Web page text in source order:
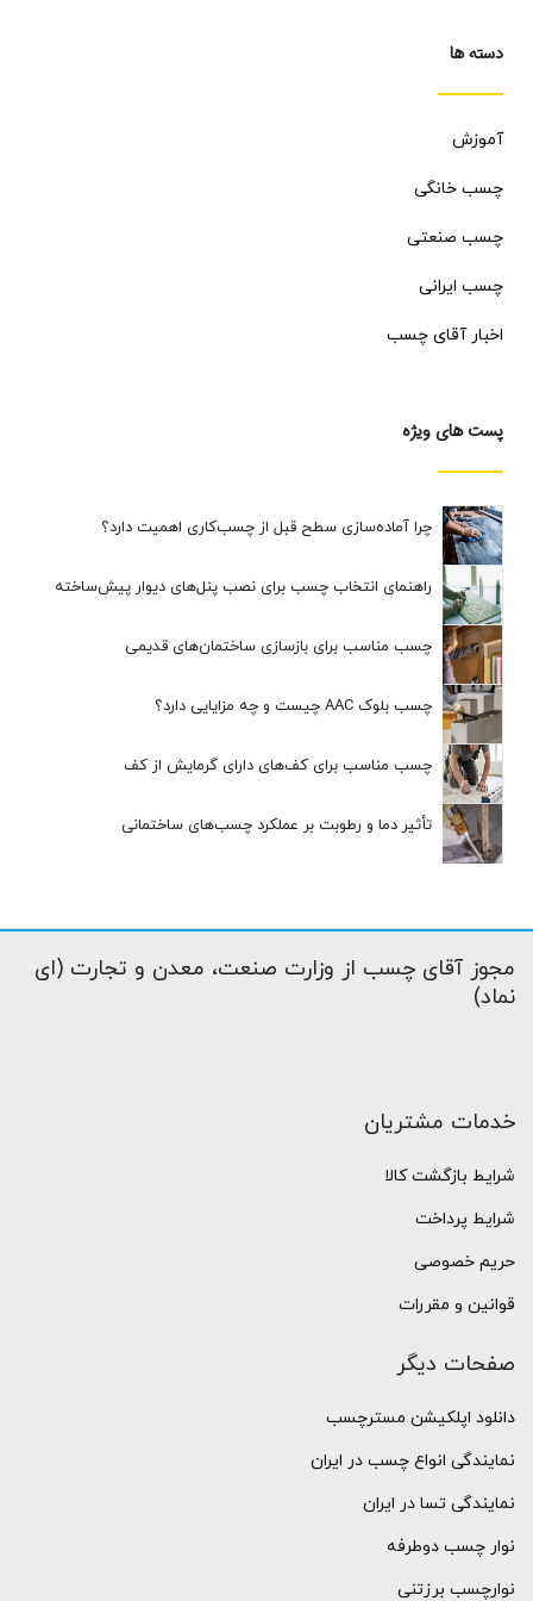
دسته ها
آموزش
چسب خانگی
چسب صنعتی
چسب ایرانی
اخبار آقای چسب
پست های ویژه
چرا آماده‌سازی سطح قبل از چسب‌کاری اهمیت دارد؟
راهنمای انتخاب چسب برای نصب پنل‌های دیوار پیش‌ساخته
چسب مناسب برای بازسازی ساختمان‌های قدیمی
چسب بلوک AAC چیست و چه مزایایی دارد؟
چسب مناسب برای کف‌های دارای گرمایش از کف
تأثیر دما و رطوبت بر عملکرد چسب‌های ساختمانی
مجوز آقای چسب از وزارت صنعت، معدن و تجارت (ای
نماد)
خدمات مشتریان
شرایط بازگشت کالا
شرایط پرداخت
حریم خصوصی
قوانین و مقررات
صفحات دیگر
دانلود اپلکیشن مسترچسب
نمایندگی انواع چسب در ایران
نمایندگی تسا در ایران
نوار چسب دوطرفه
نوارچسب برزتنی